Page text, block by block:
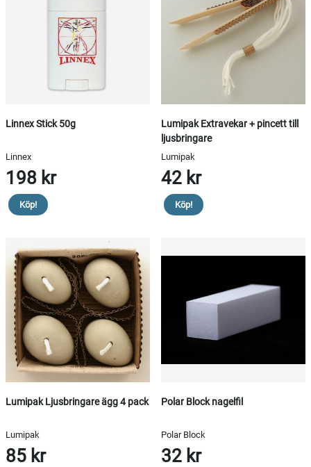
Linnex Stick 50g
Linnex
198 kr
Köp!
Lumipak Extravekar + pincett till
ljusbringare
Lumipak
42 kr
Köp!
Lumipak Ljusbringare ägg 4 pack
Lumipak
85 kr
Polar Block nagelfil
Polar Block
32 kr